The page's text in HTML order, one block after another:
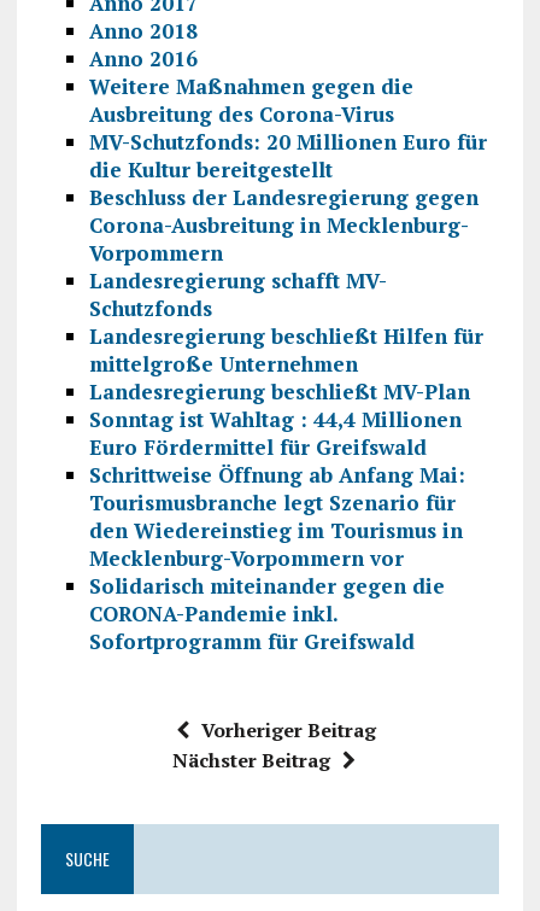
Anno 2018
Anno 2016
Weitere Maßnahmen gegen die
Ausbreitung des Corona-Virus
MV-Schutzfonds: 20 Millionen Euro für
die Kultur bereitgestellt
Beschluss der Landesregierung gegen
Corona-Ausbreitung in Mecklenburg-
Vorpommern
Landesregierung schafft MV-
Schutzfonds
Landesregierung beschließt Hilfen für
mittelgroße Unternehmen
Landesregierung beschließt MV-Plan
Sonntag ist Wahltag : 44,4 Millionen
Euro Fördermittel für Greifswald
Schrittweise Öffnung ab Anfang Mai:
Tourismusbranche legt Szenario für
den Wiedereinstieg im Tourismus in
Mecklenburg-Vorpommern vor
Solidarisch miteinander gegen die
CORONA-Pandemie inkl.
Sofortprogramm für Greifswald
Vorheriger Beitrag
Nächster Beitrag
SUCHE